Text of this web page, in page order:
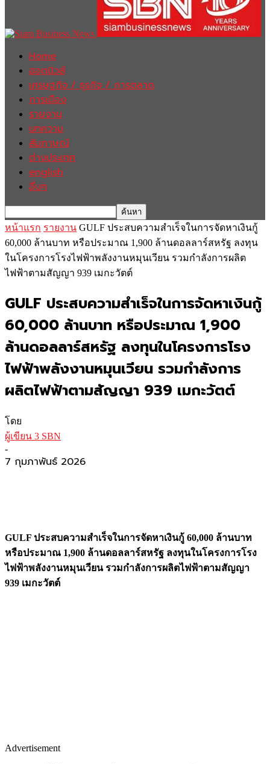
Home
ฮอตนิวส์
เศรษฐกิจ / ธุรกิจ / การตลาด
การเมือง
รายงาน
บทความ
สัมภาษณ์
ต่างประเทศ
english
อื่นๆ
หน้าแรก รายงาน GULF ประสบความสำเร็จในการจัดหาเงินกู้
60,000 ล้านบาท หรือประมาณ 1,900 ล้านดอลลาร์สหรัฐ ลงทุน
ในโครงการโรงไฟฟ้าพลังงานหมุนเวียน รวมกำลังการผลิต
ไฟฟ้าตามสัญญา 939 เมกะวัตต์
GULF ประสบความสำเร็จในการจัดหาเงินกู้
60,000 ล้านบาท หรือประมาณ 1,900
ล้านดอลลาร์สหรัฐ ลงทุนในโครงการโรง
ไฟฟ้าพลังงานหมุนเวียน รวมกำลังการ
ผลิตไฟฟ้าตามสัญญา 939 เมกะวัตต์
โดย
ผู้เขียน 3 SBN
-
7 กุมภาพันธ์ 2026
GULF ประสบความสำเร็จในการจัดหาเงินกู้ 60,000 ล้านบาท
หรือประมาณ 1,900 ล้านดอลลาร์สหรัฐ ลงทุนในโครงการโรง
ไฟฟ้าพลังงานหมุนเวียน รวมกำลังการผลิตไฟฟ้าตามสัญญา
939 เมกะวัตต์
Advertisement